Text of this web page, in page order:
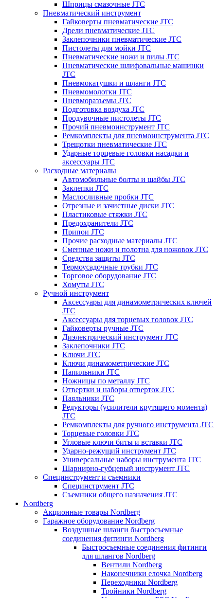
Шприцы смазочные JTC
Пневматический инструмент
Гайковерты пневматические JTC
Дрели пневматические JTC
Заклепочники пневматические JTC
Пистолеты для мойки JTC
Пневматические ножи и пилы JTC
Пневматические шлифовальные машинки
JTC
Пневмокатушки и шланги JTC
Пневмомолотки JTC
Пневморазъемы JTC
Подготовка воздуха JTC
Продувочные пистолеты JTC
Прочий пневмоинструмент JTC
Ремкомплекты для пневмоинструмента JTC
Трещотки пневматические JTC
Ударные торцевые головки насадки и
аксессуары JTC
Расходные материалы
Автомобильные болты и шайбы JTC
Заклепки JTC
Маслосливные пробки JTC
Отрезные и зачистные диски JTC
Пластиковые стяжки JTC
Предохранители JTC
Припои JTC
Прочие расходные материалы JTC
Сменные ножи и полотна для ножовок JTC
Средства защиты JTC
Термоусадочные трубки JTC
Торговое оборудование JTC
Хомуты JTC
Ручной инструмент
Аксессуары для динамометрических ключей
JTC
Аксессуары для торцевых головок JTC
Гайковерты ручные JTC
Диэлектрический инструмент JTC
Заклепочники JTC
Ключи JTC
Ключи динамометрические JTC
Напильники JTC
Ножницы по металлу JTC
Отвертки и наборы отверток JTC
Паяльники JTC
Редукторы (усилители крутящего момента)
JTC
Ремкомплекты для ручного инструмента JTC
Торцевые головки JTC
Угловые ключи биты и вставки JTC
Ударно-режущий инструмент JTC
Универсальные наборы инструмента JTC
Шарнирно-губцевый инструмент JTC
Специнструмент и съемники
Специнструмент JTC
Съемники общего назначения JTC
Nordberg
Акционные товары Nordberg
Гаражное оборудование Nordberg
Воздушные шланги быстросъемные
соединения фитинги Nordberg
Быстросъемные соединения фитинги
для шлангов Nordberg
Вентили Nordberg
Наконечники елочка Nordberg
Переходники Nordberg
Тройники Nordberg